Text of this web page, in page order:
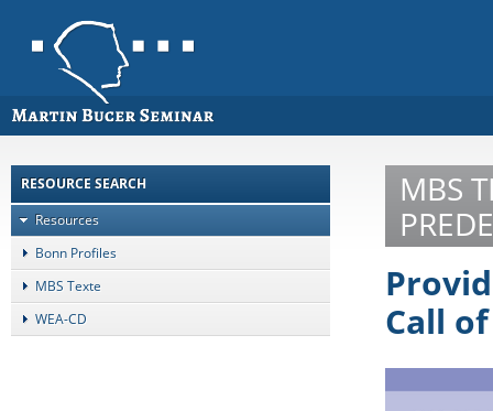
RESOURCE SEARCH
Resources
Bonn Profiles
MBS Texte
WEA-CD
MBS
Call